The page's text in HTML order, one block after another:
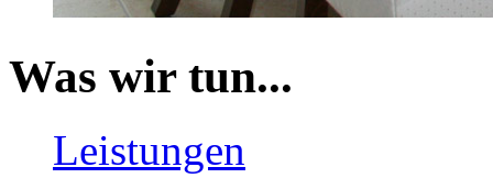
Was wir tun...
Leistungen